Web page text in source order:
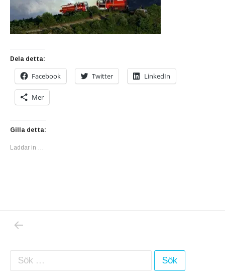
Dela detta:
Facebook Twitter LinkedIn
Mer
Gilla detta:
Laddar in …
Inläggsnavigering
Sök efter: